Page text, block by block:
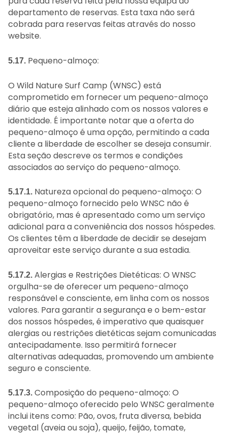
departamento de reservas. Esta taxa não será
cobrada para reservas feitas através do nosso
website.
5.17. Pequeno-almoço:
O Wild Nature Surf Camp (WNSC) está
comprometido em fornecer um pequeno-almoço
diário que esteja alinhado com os nossos valores e
identidade. É importante notar que a oferta do
pequeno-almoço é uma opção, permitindo a cada
cliente a liberdade de escolher se deseja consumir.
Esta seção descreve os termos e condições
associados ao serviço do pequeno-almoço.
5.17.1. Natureza opcional do pequeno-almoço: O
pequeno-almoço fornecido pelo WNSC não é
obrigatório, mas é apresentado como um serviço
adicional para a conveniência dos nossos hóspedes.
Os clientes têm a liberdade de decidir se desejam
aproveitar este serviço durante a sua estadia.
5.17.2. Alergias e Restrições Dietéticas: O WNSC
orgulha-se de oferecer um pequeno-almoço
responsável e consciente, em linha com os nossos
valores. Para garantir a segurança e o bem-estar
dos nossos hóspedes, é imperativo que quaisquer
alergias ou restrições dietéticas sejam comunicadas
antecipadamente. Isso permitirá fornecer
alternativas adequadas, promovendo um ambiente
seguro e consciente.
5.17.3. Composição do pequeno-almoço: O
pequeno-almoço oferecido pelo WNSC geralmente
inclui itens como: Pão, ovos, fruta diversa, bebida
vegetal (aveia ou soja), queijo, feijão, tomate,